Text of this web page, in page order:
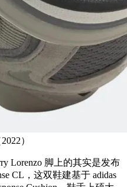
）
脚上的其实是发布
CL，这双鞋建基于 adidas